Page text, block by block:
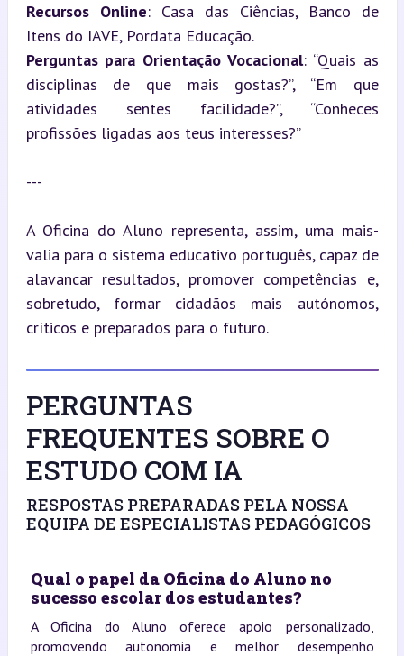
Recursos Online: Casa das Ciências, Banco de
Perguntas para Orientação Vocacional: “Quais as
disciplinas de que mais gostas?”, “Em que
atividades sentes facilidade?”, “Conheces
profissões ligadas aos teus interesses?”
---
A Oficina do Aluno representa, assim, uma mais-
valia para o sistema educativo português, capaz de
alavancar resultados, promover competências e,
sobretudo, formar cidadãos mais autónomos,
críticos e preparados para o futuro.
PERGUNTAS
FREQUENTES SOBRE O
ESTUDO COM IA
RESPOSTAS PREPARADAS PELA NOSSA
EQUIPA DE ESPECIALISTAS PEDAGÓGICOS
Qual o papel da Oficina do Aluno no
sucesso escolar dos estudantes?
A Oficina do Aluno oferece apoio personalizado,
promovendo autonomia e melhor desempenho